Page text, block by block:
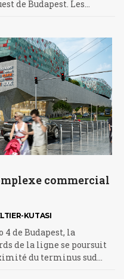
de Budapest. Les…
commercial
KUTASI
de Budapest, la
de la ligne se poursuit
du terminus sud…